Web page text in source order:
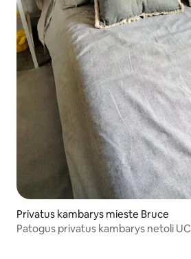
Privatus kambarys mieste Bruce
Patogus privatus kambarys netoli UC